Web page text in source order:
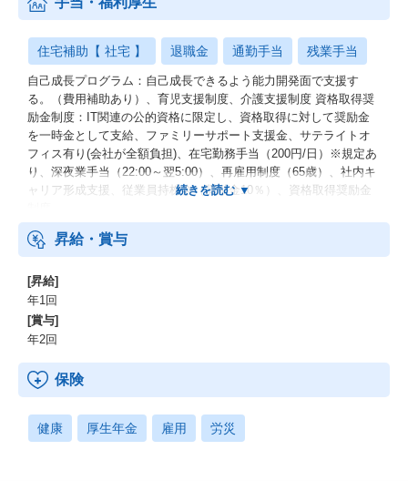
住宅補助【 社宅 】 退職金 通勤手当 残業手当
自己成長プログラム：自己成長できるよう能力開発面で支援す
る。（費用補助あり）、育児支援制度、介護支援制度 資格取得奨
励金制度：IT関連の公的資格に限定し、資格取得に対して奨励金
を一時金として支給、ファミリーサポート支援金、サテライトオ
フィス有り(会社が全額負担)、在宅勤務手当（200円/日）※規定あ
り、深夜業手当（22:00～翌5:00）、再雇用制度（65歳）、社内キ
ャリア形成支援、従業員持株会（奨励金10％）、資格取得奨励金
昇給・賞与
[昇給]
年1回
[賞与]
年2回
保険
健康 厚生年金 雇用 労災